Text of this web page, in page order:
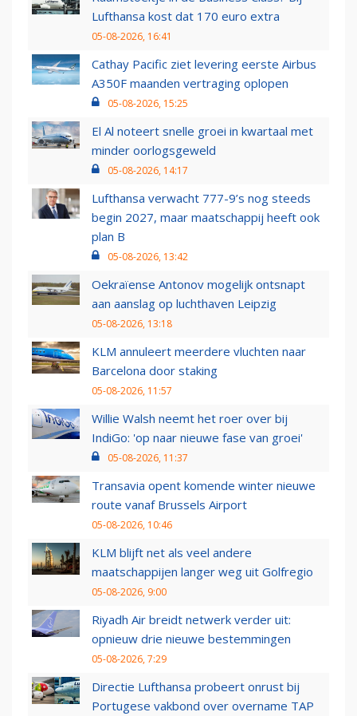
Lufthansa kost dat 170 euro extra
05-08-2026, 16:41
Cathay Pacific ziet levering eerste Airbus
A350F maanden vertraging oplopen
05-08-2026, 15:25
El Al noteert snelle groei in kwartaal met
minder oorlogsgeweld
05-08-2026, 14:17
Lufthansa verwacht 777-9’s nog steeds
begin 2027, maar maatschappij heeft ook
plan B
05-08-2026, 13:42
Oekraïense Antonov mogelijk ontsnapt
aan aanslag op luchthaven Leipzig
05-08-2026, 13:18
KLM annuleert meerdere vluchten naar
Barcelona door staking
05-08-2026, 11:57
Willie Walsh neemt het roer over bij
IndiGo: 'op naar nieuwe fase van groei'
05-08-2026, 11:37
Transavia opent komende winter nieuwe
route vanaf Brussels Airport
05-08-2026, 10:46
KLM blijft net als veel andere
maatschappijen langer weg uit Golfregio
05-08-2026, 9:00
Riyadh Air breidt netwerk verder uit:
opnieuw drie nieuwe bestemmingen
05-08-2026, 7:29
Directie Lufthansa probeert onrust bij
Portugese vakbond over overname TAP